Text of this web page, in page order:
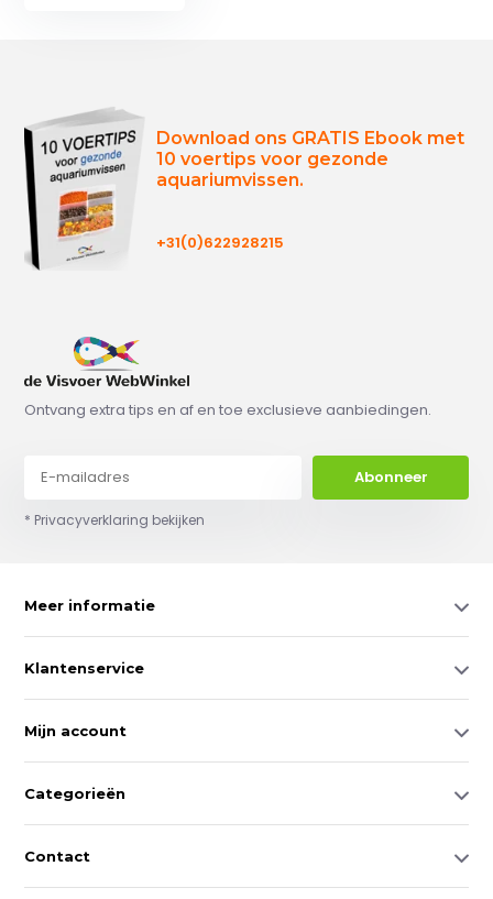
Download ons GRATIS Ebook met
10 voertips voor gezonde
aquariumvissen.
+31(0)622928215
Ontvang extra tips en af en toe exclusieve aanbiedingen.
Abonneer
* Privacyverklaring bekijken
Meer informatie
Klantenservice
Mijn account
Categorieën
Contact